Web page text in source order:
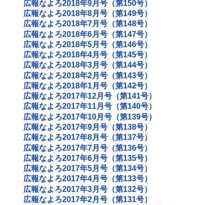
広報なよろ2018年9月号（第150号）
広報なよろ2018年8月号（第149号）
広報なよろ2018年7月号（第148号）
広報なよろ2018年6月号（第147号）
広報なよろ2018年5月号（第146号）
広報なよろ2018年4月号（第145号）
広報なよろ2018年3月号（第144号）
広報なよろ2018年2月号（第143号）
広報なよろ2018年1月号（第142号）
広報なよろ2017年12月号（第141号）
広報なよろ2017年11月号（第140号）
広報なよろ2017年10月号（第139号）
広報なよろ2017年9月号（第138号）
広報なよろ2017年8月号（第137号）
広報なよろ2017年7月号（第136号）
広報なよろ2017年6月号（第135号）
広報なよろ2017年5月号（第134号）
広報なよろ2017年4月号（第133号）
広報なよろ2017年3月号（第132号）
広報なよろ2017年2月号（第131号）